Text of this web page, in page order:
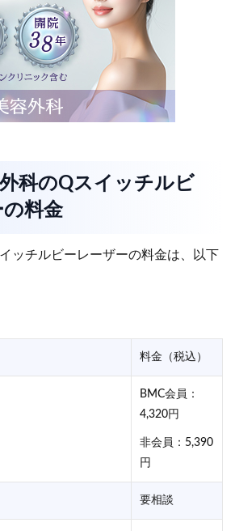
科のQスイッチルビ
の料金
ッチルビーレーザーの料金は、以下
料金（税込）
BMC会員：
4,320円
非会員：5,390
円
要相談